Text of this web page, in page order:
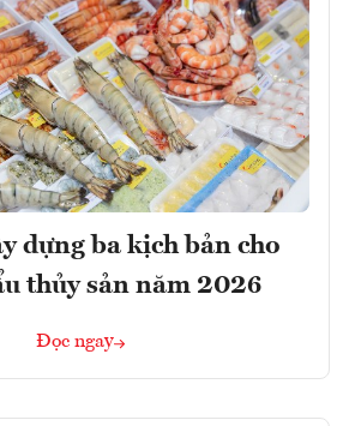
dựng ba kịch bản cho
thủy sản năm 2026
Đọc ngay